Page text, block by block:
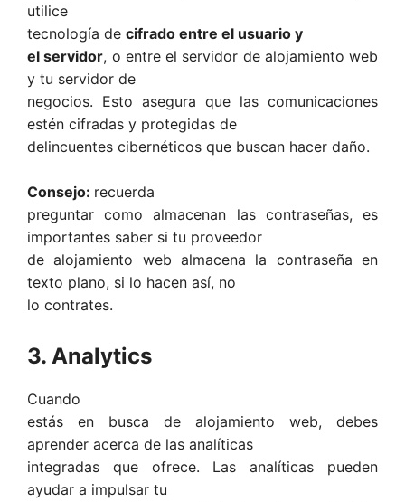
utilice
tecnología de cifrado entre el usuario y
el servidor, o entre el servidor de alojamiento web
y tu servidor de
negocios. Esto asegura que las comunicaciones
estén cifradas y protegidas de
delincuentes cibernéticos que buscan hacer daño.
Consejo: recuerda
preguntar como almacenan las contraseñas, es
importantes saber si tu proveedor
de alojamiento web almacena la contraseña en
texto plano, si lo hacen así, no
lo contrates.
3. Analytics
Cuando
estás en busca de alojamiento web, debes
aprender acerca de las analíticas
integradas que ofrece. Las analíticas pueden
ayudar a impulsar tu